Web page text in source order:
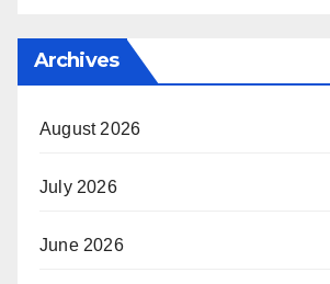
Archives
August 2026
July 2026
June 2026